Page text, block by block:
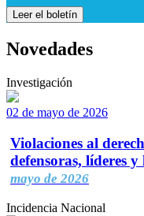
Leer el boletín
Novedades
Investigación
02 de mayo de 2026
Violaciones al
defensoras, líderes y
mayo de 2026
Incidencia Nacional